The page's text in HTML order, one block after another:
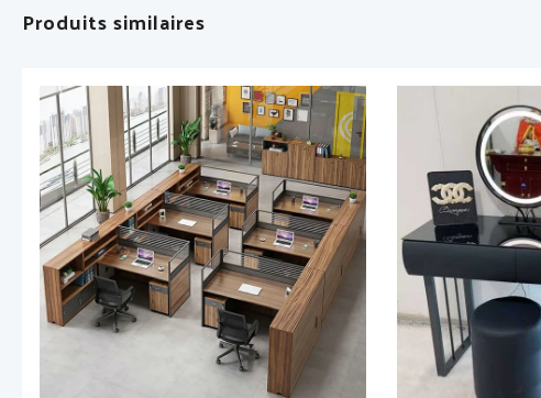
Produits similaires